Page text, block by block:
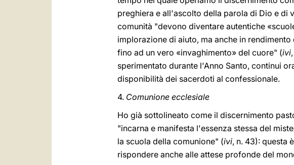
preghiera e all'ascolto della parola di Dio e di
comunità "devono diventare autentiche
implorazione di aiuto, ma anche in
fino ad un vero «invaghimento» del cuore" (ivi
sperimentato durante l'Anno Santo, continui
disponibilità dei sacerdoti al confessionale.
4. Comunione ecclesiale
Ho già sottolineato come il discernimento
"incarna e manifesta l'essenza stessa del
la scuola della comunione" (ivi, n. 43): questa
rispondere anche alle attese profonde del